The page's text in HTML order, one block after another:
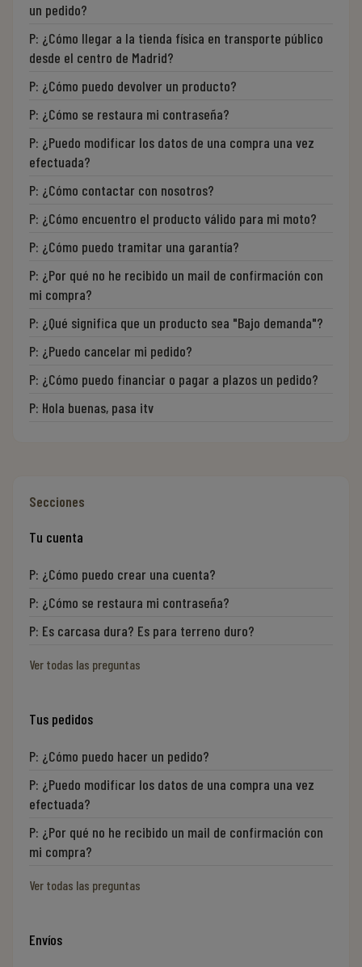
un pedido?
P: ¿Cómo llegar a la tienda física en transporte público
desde el centro de Madrid?
P: ¿Cómo puedo devolver un producto?
P: ¿Cómo se restaura mi contraseña?
P: ¿Puedo modificar los datos de una compra una vez
efectuada?
P: ¿Cómo contactar con nosotros?
P: ¿Cómo encuentro el producto válido para mi moto?
P: ¿Cómo puedo tramitar una garantía?
P: ¿Por qué no he recibido un mail de confirmación con
mi compra?
P: ¿Qué significa que un producto sea "Bajo demanda"?
P: ¿Puedo cancelar mi pedido?
P: ¿Cómo puedo financiar o pagar a plazos un pedido?
P: Hola buenas, pasa itv
Secciones
Tu cuenta
P: ¿Cómo puedo crear una cuenta?
P: ¿Cómo se restaura mi contraseña?
P: Es carcasa dura? Es para terreno duro?
Ver todas las preguntas
Tus pedidos
P: ¿Cómo puedo hacer un pedido?
P: ¿Puedo modificar los datos de una compra una vez
efectuada?
P: ¿Por qué no he recibido un mail de confirmación con
mi compra?
Ver todas las preguntas
Envíos